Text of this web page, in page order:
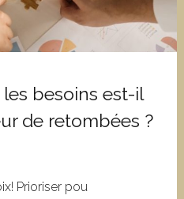
besoins est-il
de retombées ?
Prioriser pou